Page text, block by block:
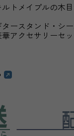
トメイプルの木
ースタンド・シ
アクセサリーセ